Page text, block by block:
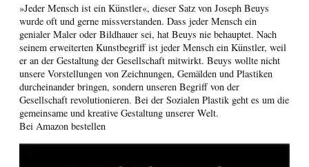
»Jeder Mensch ist ein Künstler«, dieser Satz von Joseph Beuys
wurde oft und gerne missverstanden. Dass jeder Mensch ein
genialer Maler oder Bildhauer sei, hat Beuys nie behauptet. Nach
seinem erweiterten Kunstbegriff ist jeder Mensch ein Künstler, weil
er an der Gestaltung der Gesellschaft mitwirkt. Beuys wollte nicht
unsere Vorstellungen von Zeichnungen, Gemälden und Plastiken
durcheinander bringen, sondern unseren Begriff von der
Gesellschaft revolutionieren. Bei der Sozialen Plastik geht es um die
gemeinsame und kreative Gestaltung unserer Welt.
Bei Amazon bestellen